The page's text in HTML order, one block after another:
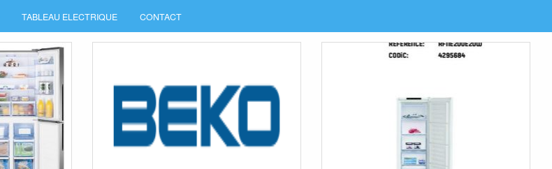
TABLEAU ELECTRIQUE CONTACT